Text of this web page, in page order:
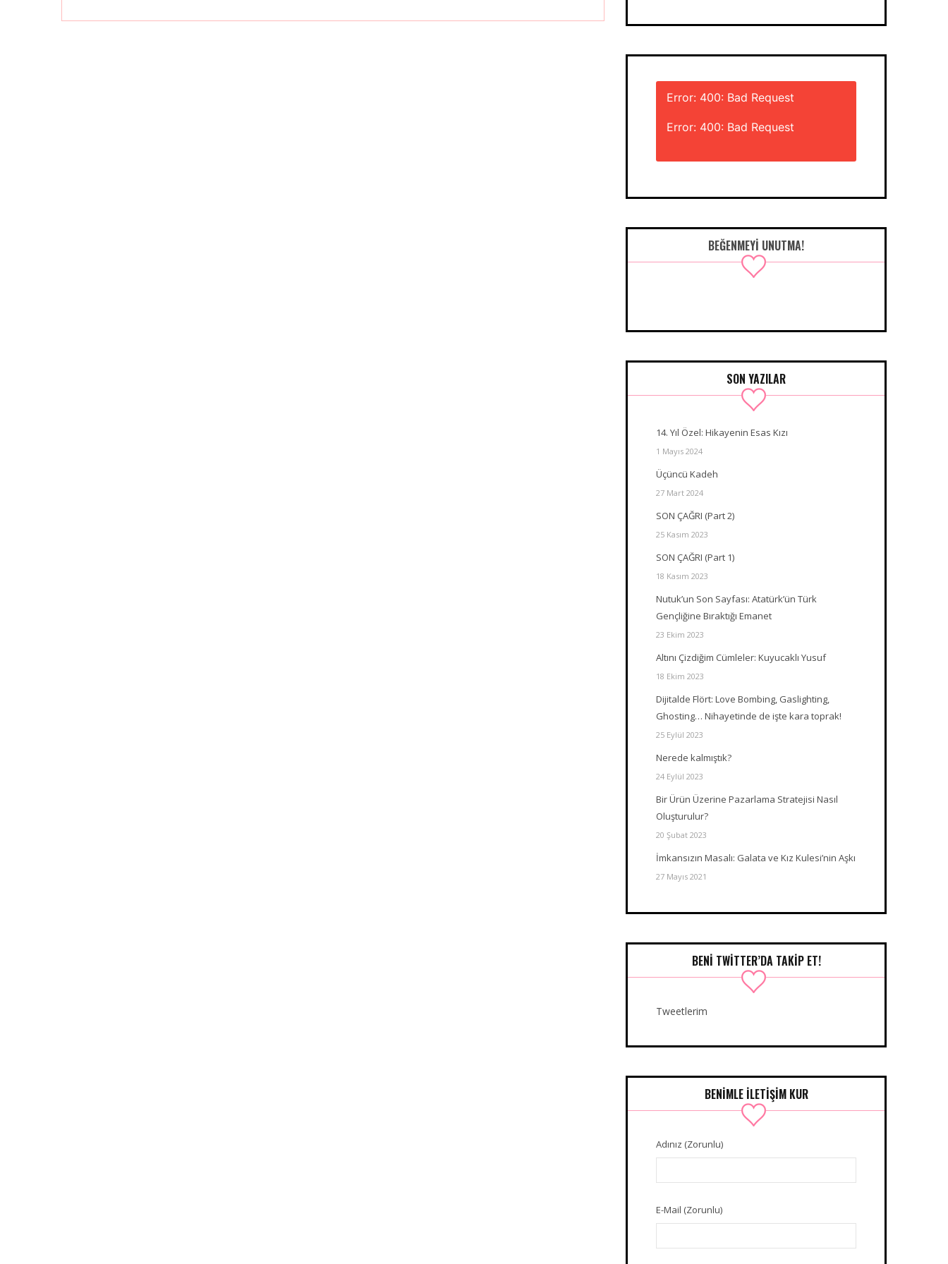
Error: 400: Bad Request
Error: 400: Bad Request
BEĞENMEYI UNUTMA!
SON YAZILAR
14. Yıl Özel: Hikayenin Esas Kızı
1 Mayıs 2024
Üçüncü Kadeh
27 Mart 2024
SON ÇAĞRI (Part 2)
25 Kasım 2023
SON ÇAĞRI (Part 1)
18 Kasım 2023
Nutuk’un Son Sayfası: Atatürk’ün Türk
Gençliğine Bıraktığı Emanet
23 Ekim 2023
Altını Çizdiğim Cümleler: Kuyucaklı Yusuf
18 Ekim 2023
Dijitalde Flört: Love Bombing, Gaslighting,
Ghosting… Nihayetinde de işte kara toprak!
25 Eylül 2023
Nerede kalmıştık?
24 Eylül 2023
Bir Ürün Üzerine Pazarlama Stratejisi Nasıl
Oluşturulur?
20 Şubat 2023
İmkansızın Masalı: Galata ve Kız Kulesi’nin Aşkı
27 Mayıs 2021
BENI TWITTER’DA TAKIP ET!
Tweetlerim
BENIMLE İLETIŞIM KUR
Adınız (Zorunlu)
E-Mail (Zorunlu)